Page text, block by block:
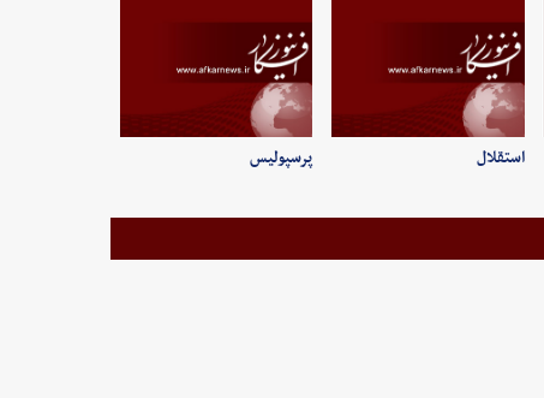
استقلال پرسپولیس